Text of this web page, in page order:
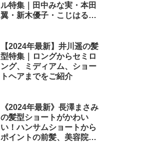
ル特集｜田中みな実・本田
翼・新木優子・こじはる・
テムまとめ
【2024年最新】井川遥の髪
型特集｜ロングからセミロ
ング、ミディアム、ショー
トヘアまでをご紹介
《2024年最新》長澤まさみ
の髪型ショートがかわい
い！ハンサムショートから
ポイントの前髪、美容院で